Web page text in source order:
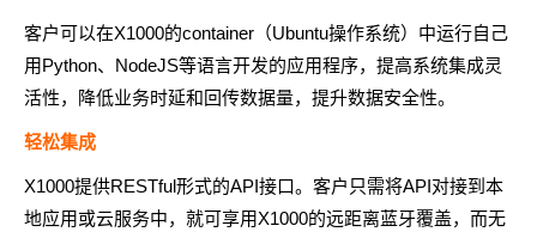
客户可以在X1000的container（Ubuntu操作系统）中运行自己
用Python、NodeJS等语言开发的应用程序，提高系统集成灵
活性，降低业务时延和回传数据量，提升数据安全性。
轻松集成
X1000提供RESTful形式的API接口。客户只需将API对接到本
地应用或云服务中，就可享用X1000的远距离蓝牙覆盖，而无